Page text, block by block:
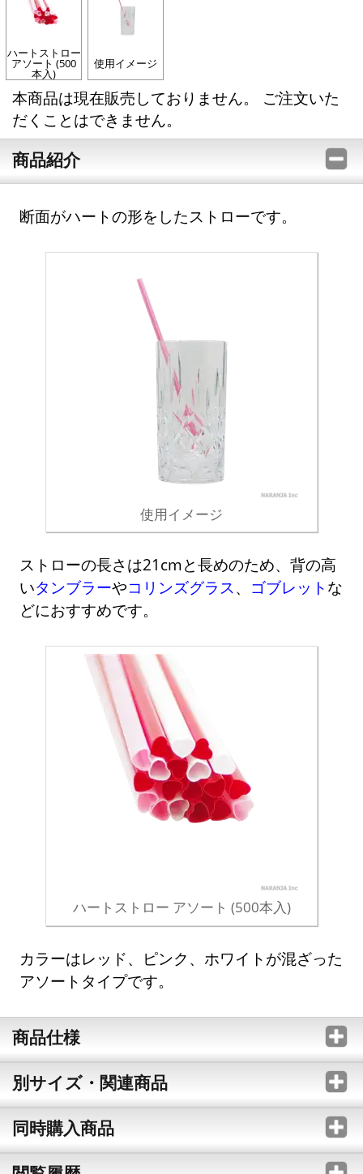
ハートストロー
アソート (500
本入)
使用イメージ
本商品は現在販売しておりません。 ご注文いた
だくことはできません。
商品紹介
断面がハートの形をしたストローです。
使用イメージ
ストローの長さは21cmと長めのため、背の高
いタンブラーやコリンズグラス、 ゴブレット な
どにおすすめです。
ハートストロー アソート (500本入)
カラーはレッド、ピンク、ホワイトが混ざった
アソートタイプです。
商品仕様
別サイズ・関連商品
同時購入商品